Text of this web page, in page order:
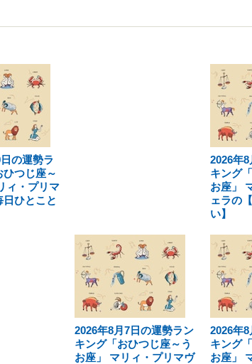
の運勢ラ
ひつじ座～
ィ・プリマ
日ひとこと
2026年
キング
お座」
ェラの
い】
2026年8月7日の運勢ラン
キング「おひつじ座～う
お座」 マリィ・プリマヴ
2026年
キング
お座」